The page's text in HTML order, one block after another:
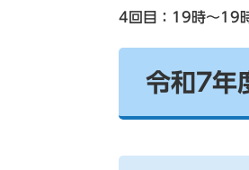
4回目：19時～19
令和7年